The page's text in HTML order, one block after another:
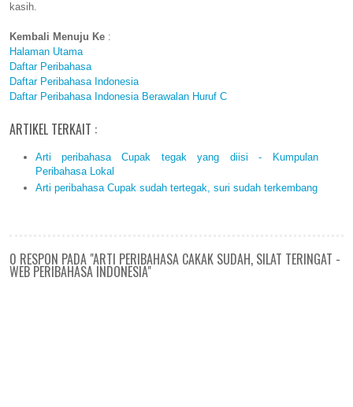
kasih.
Kembali Menuju Ke :
Halaman Utama
Daftar Peribahasa
Daftar Peribahasa Indonesia
Daftar Peribahasa Indonesia Berawalan Huruf C
ARTIKEL TERKAIT :
Arti peribahasa Cupak tegak yang diisi - Kumpulan
Peribahasa Lokal
Arti peribahasa Cupak sudah tertegak, suri sudah terkembang
0 RESPON PADA "ARTI PERIBAHASA CAKAK SUDAH, SILAT TERINGAT -
WEB PERIBAHASA INDONESIA"